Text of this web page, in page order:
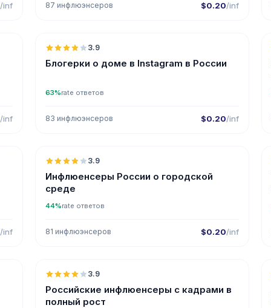
/inf 87 инфлюэнсеров $0.20/inf
/inf
3.9
Блогерки о доме в Instagram в России
63%rate ответов
83 инфлюэнсеров $0.20/inf
/inf
3.9
Инфлюенсеры России о городской
среде
44%rate ответов
81 инфлюэнсеров $0.20/inf
3.9
Российские инфлюенсеры с кадрами в
полный рост